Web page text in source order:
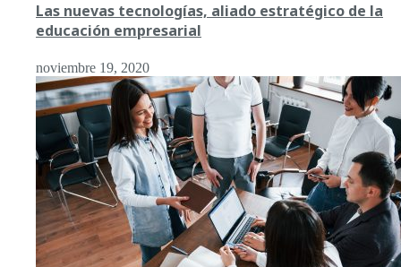
Las nuevas tecnologías, aliado estratégico de la
educación empresarial
noviembre 19, 2020